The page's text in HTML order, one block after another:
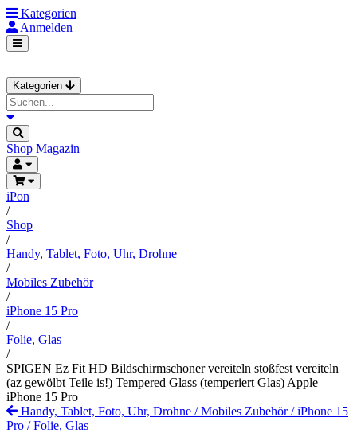
Kategorien
Anmelden
Kategorien
Shop Magazin
iPon
/
Shop
/
Handy, Tablet, Foto, Uhr, Drohne
/
Mobiles Zubehör
/
iPhone 15 Pro
/
Folie, Glas
/
SPIGEN Ez Fit HD Bildschirmschoner vereiteln stoßfest vereiteln
(az gewölbt Teile is!) Tempered Glass (temperiert Glas) Apple
iPhone 15 Pro
Handy, Tablet, Foto, Uhr, Drohne /Mobiles Zubehör/iPhone 15
Pro /Folie, Glas